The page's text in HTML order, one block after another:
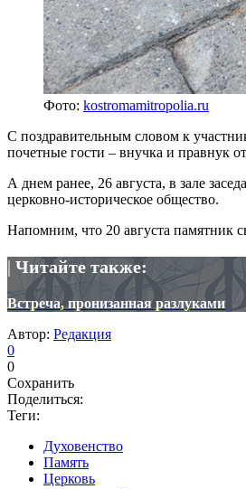
Фото: kostromamitropolia.ru
С поздравительным словом к
почетные гости – внучка и правнук
А днем ранее, 26 августа, в зале
церковно-историческое общество.
Напомним, что 20 августа памятник
| Читайте также:
Встреча, пронизанная разлуками
Автор: Редакция
0
0
Сохранить
Поделиться:
Теги:
Духовенство
Память
Церковь